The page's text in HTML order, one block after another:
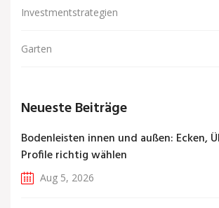
Investmentstrategien
Garten
Neueste Beiträge
Bodenleisten innen und außen: Ecken,
Profile richtig wählen
Aug 5, 2026